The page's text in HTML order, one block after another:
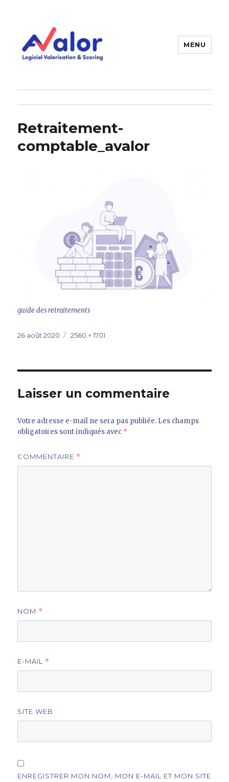
MENU
Retraitement-
comptable_avalor
guide des retraitements
Publié
26 août 2020
Taille
2560 × 1701
Laisser un commentaire
Votre adresse e-mail ne sera pas publiée. Les champs
obligatoires sont indiqués avec *
COMMENTAIRE *
NOM *
E-MAIL *
SITE WEB
ENREGISTRER MON NOM, MON E-MAIL ET MON SITE